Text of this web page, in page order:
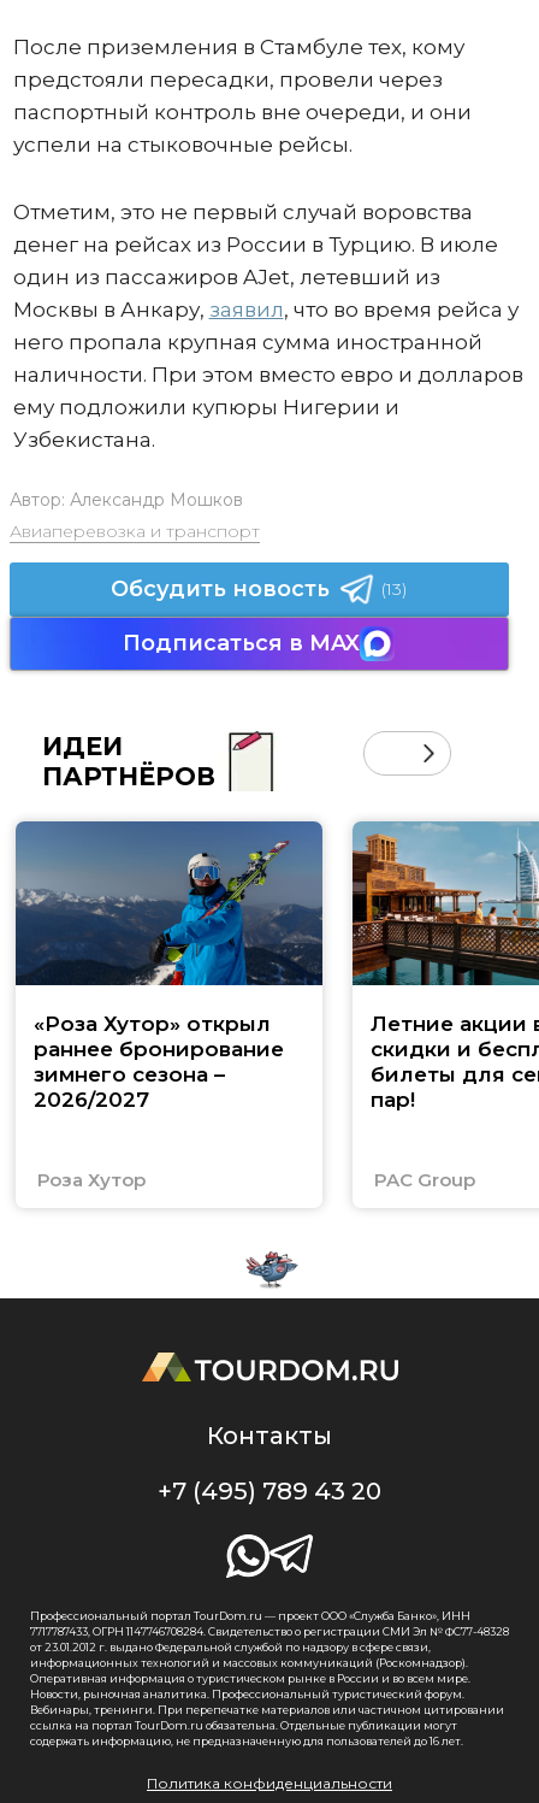
После приземления в Стамбуле тех, кому
предстояли пересадки, провели через
паспортный контроль вне очереди, и они
успели на стыковочные рейсы.
Отметим, это не первый случай воровства
денег на рейсах из России в Турцию. В июле
один из пассажиров AJet, летевший из
Москвы в Анкару, заявил, что во время рейса у
него пропала крупная сумма иностранной
наличности. При этом вместо евро и долларов
ему подложили купюры Нигерии и
Узбекистана.
Автор: Александр Мошков
Авиаперевозка и транспорт
Обсудить новость (13)
Подписаться в MAX
ИДЕИ
ПАРТНЁРОВ
«Роза Хутор» открыл
раннее бронирование
зимнего сезона –
2026/2027
Роза Хутор
Летние акции
скидки и
билеты для
пар!
PAC Group
Контакты
+7 (495) 789 43 20
Профессиональный портал TourDom.ru — проект ООО «Служба Банко», ИНН
7717787433, ОГРН 1147746708284. Свидетельство о регистрации СМИ Эл № ФС77-48328
от 23.01.2012 г. выдано Федеральной службой по надзору в сфере связи,
информационных технологий и массовых коммуникаций (Роскомнадзор).
Оперативная информация о туристическом рынке в России и во всем мире.
Новости, рыночная аналитика. Профессиональный туристический форум.
Вебинары, тренинги. При перепечатке материалов или частичном цитировании
ссылка на портал TourDom.ru обязательна. Отдельные публикации могут
содержать информацию, не предназначенную для пользователей до 16 лет.
Политика конфиденциальности